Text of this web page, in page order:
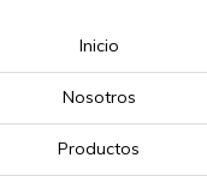
Inicio
Nosotros
Productos